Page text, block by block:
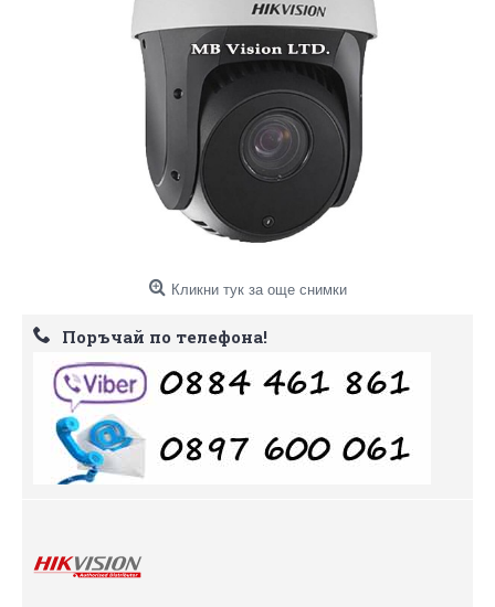
Кликни тук за още снимки
Поръчай по телефона!